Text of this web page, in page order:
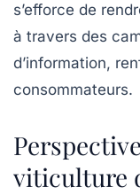
s’efforce de
à travers des
d’information,
consommateurs.
viticulture